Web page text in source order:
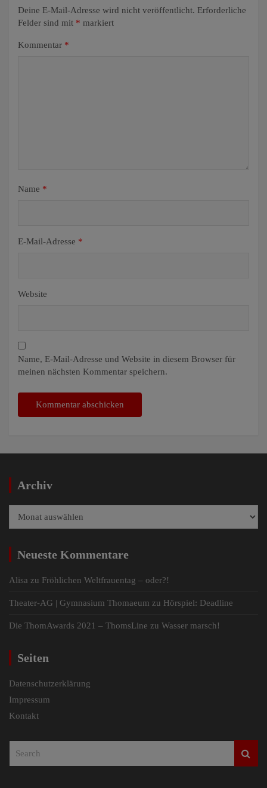
Deine E-Mail-Adresse wird nicht veröffentlicht. Erforderliche
Felder sind mit * markiert
Kommentar *
Name *
E-Mail-Adresse *
Website
Name, E-Mail-Adresse und Website in diesem Browser für
meinen nächsten Kommentar speichern.
Archiv
Neueste Kommentare
Alisa zu Fröhlichen Weltfrauentag – oder?!
Theater-AG | Gymnasium Thomaeum zu Hörspiel: Deadline
Die ThomAwards 2021 – ThomsLine zu Wasser marsch!
Seiten
Datenschutzerklärung
Impressum
Kontakt